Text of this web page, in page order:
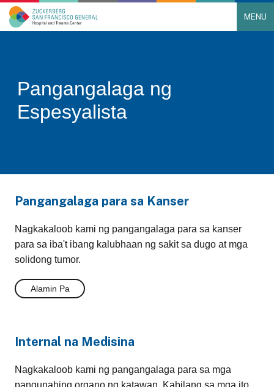
Main Navigation MENU
Pangangalaga ng
Espesyalista
Pangangalaga para sa Kanser
Nagkakaloob kami ng pangangalaga para sa kanser
para sa iba't ibang kalubhaan ng sakit sa dugo at mga
solidong tumor.
Alamin Pa
Internal na Medisina
Nagkakaloob kami ng pangangalaga para sa mga
pangunahing organo ng katawan. Kabilang sa mga ito